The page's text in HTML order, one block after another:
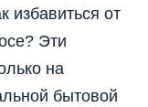
избавиться от
Эти
на
бытовой